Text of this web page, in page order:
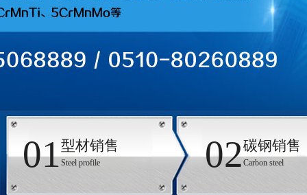
01型材销售
Steel profile 02碳钢销售
Carbon steel